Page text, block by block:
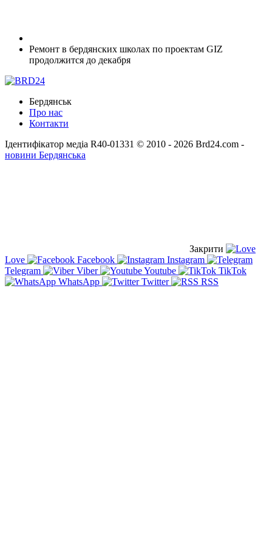
Ремонт в бердянских школах по проектам GIZ
продолжится до декабря
Бердянськ
Про нас
Контакти
Ідентифікатор медіа R40-01331 © 2010 - 2026 Brd24.com -
новини Бердянська
Закрити
Love
Facebook
Instagram
Telegram
Viber Youtube
TikTok
WhatsApp
Twitter RSS